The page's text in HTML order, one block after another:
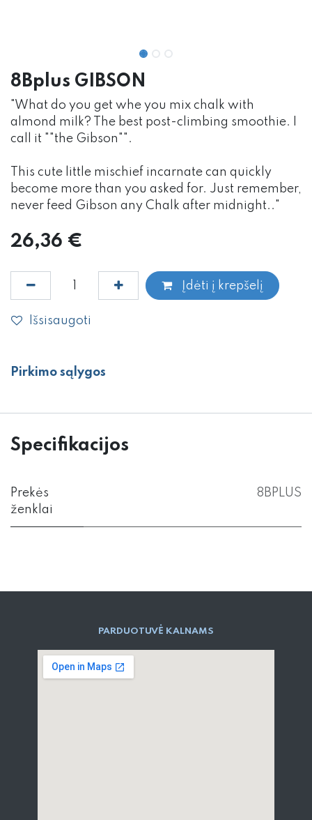
8Bplus GIBSON
"What do you get whe you mix chalk with
almond milk? The best post-climbing smoothie. I
call it ""the Gibson"".
This cute little mischief incarnate can quickly
become more than you asked for. Just remember,
never feed Gibson any Chalk after midnight.."
26,36 €
Įdėti į krepšelį
Išsisaugoti
Pirkimo sąlygos
Specifikacijos
Prekės
ženklai
8BPLUS
PARD​UOTUVĖ​ KALNAMS